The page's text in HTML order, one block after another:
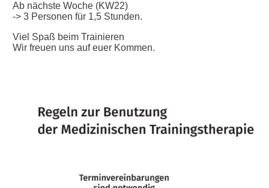
Ab nächste Woche (KW22)
-> 3 Personen für 1,5 Stunden.
Viel Spaß beim Trainieren
Wir freuen uns auf euer Kommen.